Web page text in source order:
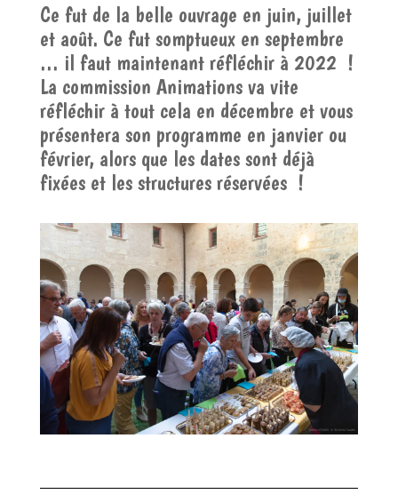
Ce fut de la belle ouvrage en juin, juillet
et août. Ce fut somptueux en septembre
… il faut maintenant réfléchir à 2022 !
La commission Animations va vite
réfléchir à tout cela en décembre et vous
présentera son programme en janvier ou
février, alors que les dates sont déjà
fixées et les structures réservées !